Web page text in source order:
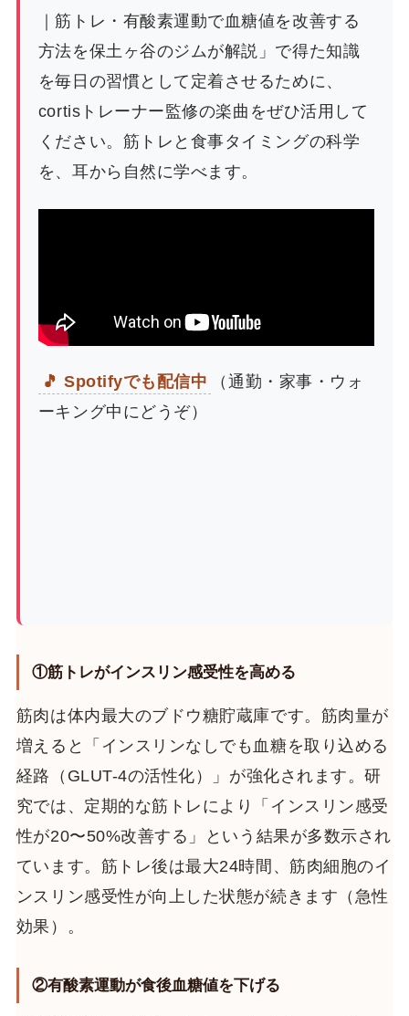
｜筋トレ・有酸素運動で血糖値を改善する
方法を保土ヶ谷のジムが解説」で得た知識
を毎日の習慣として定着させるために、
cortisトレーナー監修の楽曲をぜひ活用して
ください。筋トレと食事タイミングの科学
を、耳から自然に学べます。
🎵 Spotifyでも配信中
（通勤・家事・ウォ
ーキング中にどうぞ）
①筋トレがインスリン感受性を高める
筋肉は体内最大のブドウ糖貯蔵庫です。筋肉量が
増えると「インスリンなしでも血糖を取り込める
経路（GLUT-4の活性化）」が強化されます。研
究では、定期的な筋トレにより「インスリン感受
性が20〜50%改善する」という結果が多数示され
ています。筋トレ後は最大24時間、筋肉細胞のイ
ンスリン感受性が向上した状態が続きます（急性
効果）。
②有酸素運動が食後血糖値を下げる